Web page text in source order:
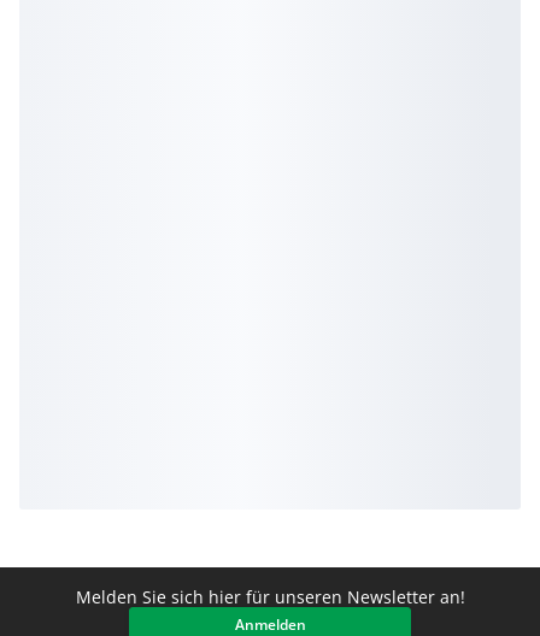
Melden Sie sich hier für unseren Newsletter an!
Anmelden